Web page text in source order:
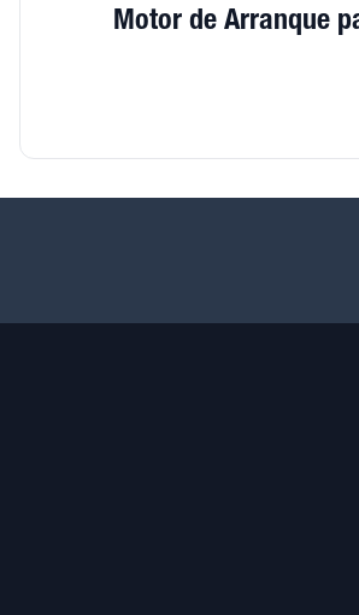
Motor de Arranque